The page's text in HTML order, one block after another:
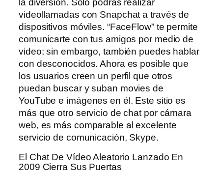
videollamadas con Snapchat a través de
dispositivos móviles. “FaceFlow” te permite
comunicarte con tus amigos por medio de
video; sin embargo, también puedes hablar
con desconocidos. Ahora es posible que
los usuarios creen un perfil que otros
puedan buscar y suban movies de
YouTube e imágenes en él. Este sitio es
más que otro servicio de chat por cámara
web, es más comparable al excelente
servicio de comunicación, Skype.
El Chat De Vídeo Aleatorio Lanzado En
2009 Cierra Sus Puertas